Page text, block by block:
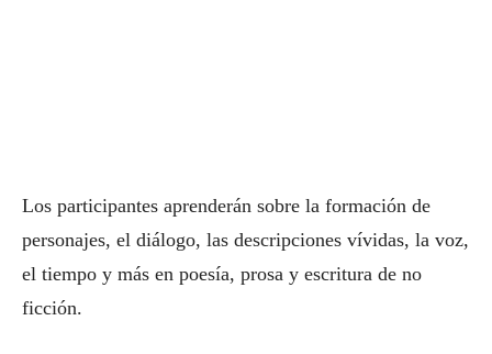
Los participantes aprenderán sobre la formación de
personajes, el diálogo, las descripciones vívidas, la voz,
el tiempo y más en poesía, prosa y escritura de no
ficción.